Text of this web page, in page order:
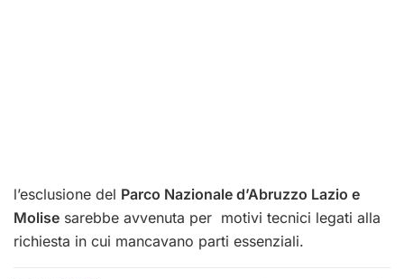
l’esclusione del Parco Nazionale d’Abruzzo Lazio e
Molise sarebbe avvenuta per motivi tecnici legati alla
richiesta in cui mancavano parti essenziali.